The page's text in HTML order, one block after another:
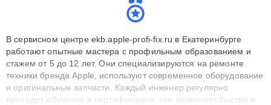
В сервисном центре ekb.apple-profi-fix.ru в Екатеринбурге
работают опытные мастера с профильным образованием и
стажем от 5 до 12 лет. Они специализируются на ремонте
техники бренда Apple, используют современное оборудование
и оригинальные запчасти. Каждый инженер регулярно
проходит обучение и сертификацию, что позволяет быстро и